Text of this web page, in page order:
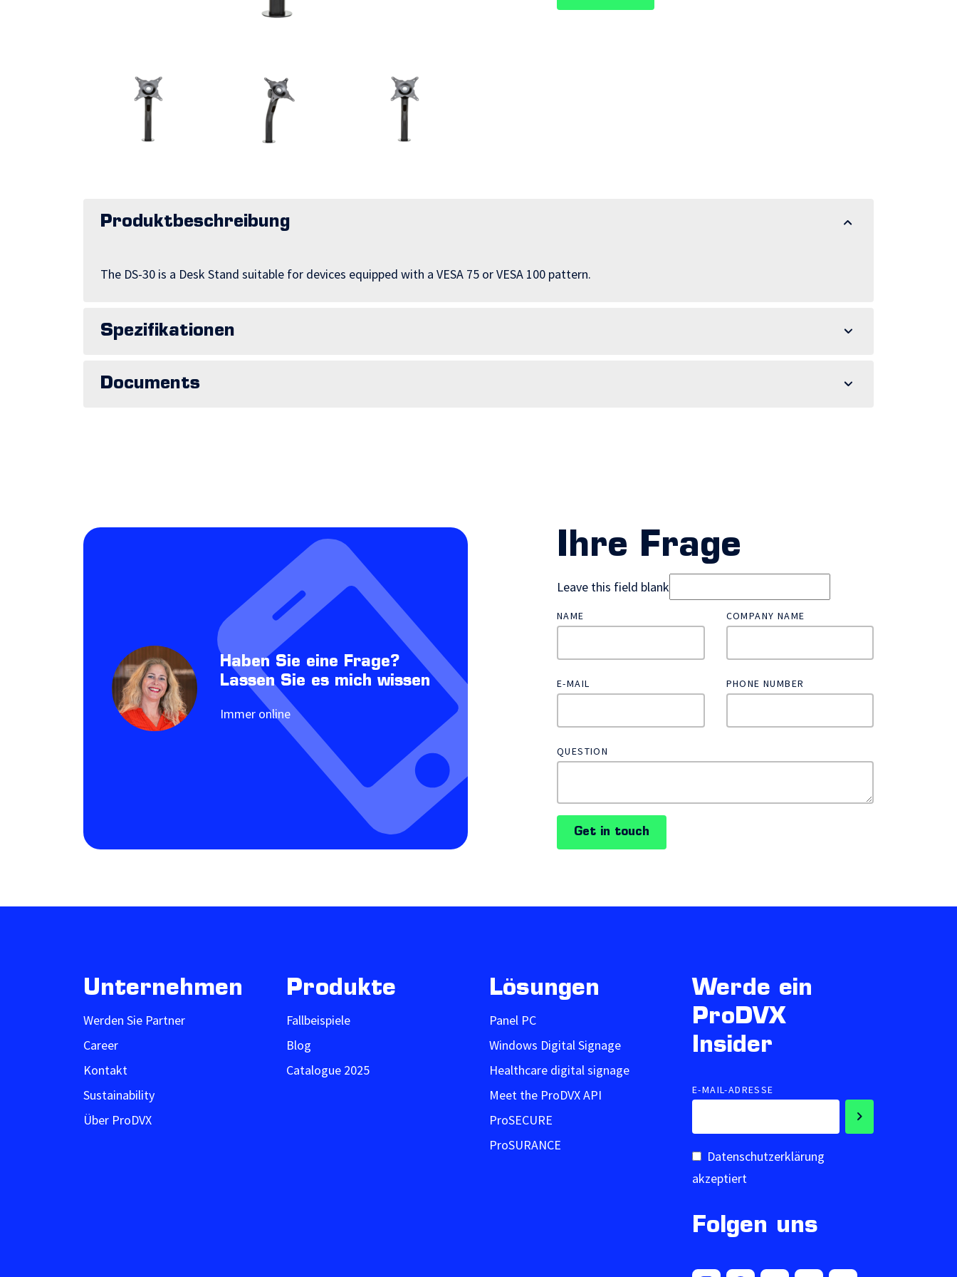
Produktbeschreibung
The DS-30 is a Desk Stand suitable for devices equipped with a VESA 75 or VESA 100 pattern.
Spezifikationen
Documents
Haben Sie eine Frage?
Lassen Sie es mich wissen
Immer online
Ihre Frage
Leave this field blank
NAME COMPANY NAME
E-MAIL PHONE NUMBER
QUESTION
Get in touch
Unternehmen
Werden Sie Partner
Career
Kontakt
Sustainability
Über ProDVX
Produkte
Fallbeispiele
Blog
Catalogue 2025
Lösungen
Panel PC
Windows Digital Signage
Healthcare digital signage
Meet the ProDVX API
ProSECURE
ProSURANCE
Werde ein
ProDVX
Insider
E-MAIL-ADRESSE
Datenschutzerklärung
akzeptiert
Folgen uns